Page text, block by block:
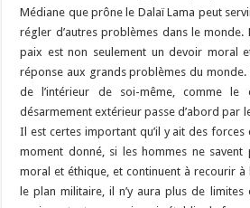
Médiane que prône le Dalaï Lama peut
régler d’autres problèmes dans le
paix est non seulement un devoir moral
réponse aux grands problèmes du
de l’intérieur de soi-même, comme
désarmement extérieur passe d’abord par
Il est certes important qu’il y ait des forces
moment donné, si les hommes ne
moral et éthique, et continuent à recourir à
le plan militaire, il n’y aura plus de